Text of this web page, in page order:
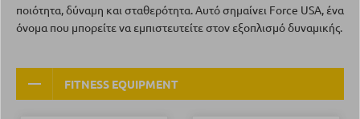
ποιότητα, δύναμη και σταθερότητα. Αυτό σημαίνει Force USA, ένα
όνομα που μπορείτε να εμπιστευτείτε στον εξοπλισμό δυναμικής.
FITNESS EQUIPMENT